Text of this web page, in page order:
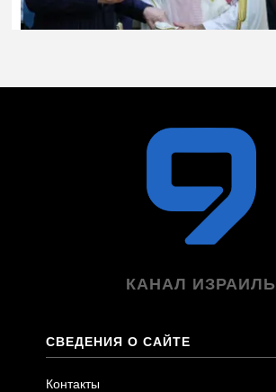
КАНАЛ ИЗРАИЛЬ
СВЕДЕНИЯ О САЙТЕ
Контакты